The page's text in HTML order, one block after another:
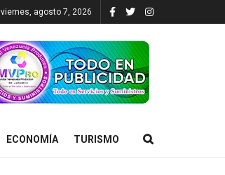
viernes, agosto 7, 2026
ECONOMÍA TURISMO